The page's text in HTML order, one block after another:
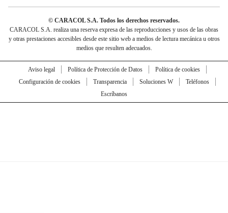
© CARACOL S.A. Todos los derechos reservados.
CARACOL S.A. realiza una reserva expresa de las reproducciones y usos de las obras
y otras prestaciones accesibles desde este sitio web a medios de lectura mecánica u otros
medios que resulten adecuados.
Aviso legal Política de Protección de Datos
Política de cookies
Configuración de cookies
Transparencia Soluciones W
Teléfonos
Escríbanos